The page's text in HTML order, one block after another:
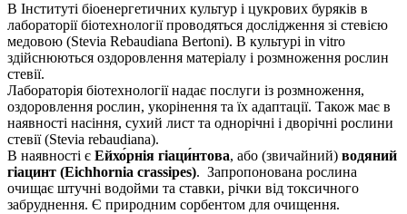
В Інституті біоенергетичних культур і цукрових буряків в
лабораторії біотехнології проводяться дослідження зі стевією
медовою (Stevia Rebaudiana Bertoni). В культурі in vitro
здійснюються оздоровлення матеріалу і розмноження рослин
стевії.
Лабораторія біотехнології надає послуги із розмноження,
оздоровлення рослин, укорінення та їх адаптації. Також має в
наявності насіння, сухий лист та однорічні і дворічні рослини
стевії (Stevia rebaudiana).
В наявності є Ейхо́рнія гіаци́нтова, або (звичайний) водяний
гіацинт (Eichhornia crassipes). Запропонована рослина
очищає штучні водойми та ставки, річки від токсичного
забруднення. Є природним сорбентом для очищення.